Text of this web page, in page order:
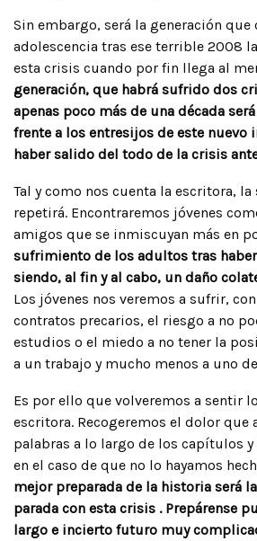
Sin embargo, será la generación que
adolescencia tras ese terrible 2008
esta crisis cuando por fin llega al
generación, que habrá sufrido dos
apenas poco más de una década
frente a los entresijos de este nuevo
haber salido del todo de la crisis
Tal y como nos cuenta la escritora,
repetirá. Encontraremos jóvenes
amigos que se inmiscuyan más en
sufrimiento de los adultos tras
siendo, al fin y al cabo, un daño
Los jóvenes nos veremos a sufrir,
contratos precarios, el riesgo a no
estudios o el miedo a no tener la
a un trabajo y mucho menos a uno
Es por ello que volveremos a sentir
escritora. Recogeremos el dolor que
palabras a lo largo de los capítulos
en el caso de que no lo hayamos
mejor preparada de la historia será
parada con esta crisis . Prepárense
largo e incierto futuro muy